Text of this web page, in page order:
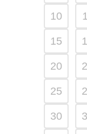
10
15
20
25
30